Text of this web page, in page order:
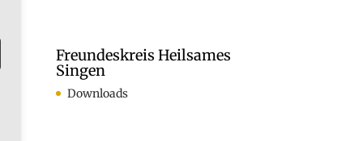
Freundeskreis Heilsames
Singen
Downloads